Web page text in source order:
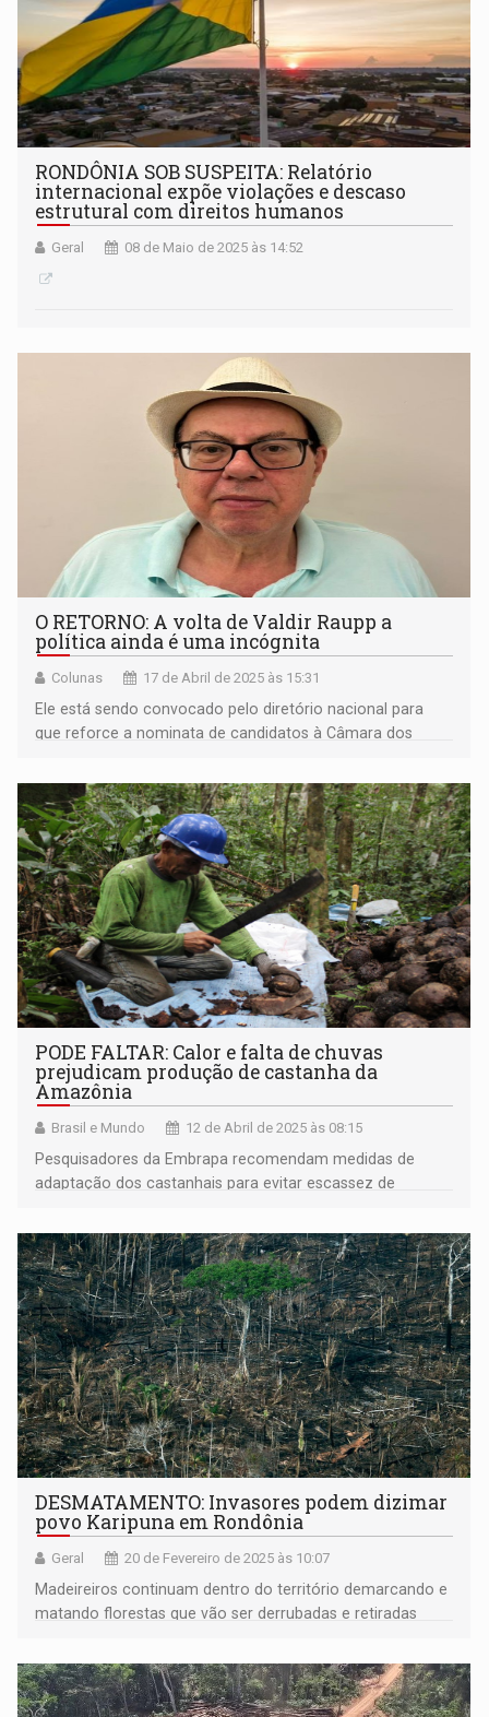
RONDÔNIA SOB SUSPEITA: Relatório
internacional expõe violações e descaso
estrutural com direitos humanos
Geral 08 de Maio de 2025 às 14:52
O RETORNO: A volta de Valdir Raupp a
política ainda é uma incógnita
Colunas 17 de Abril de 2025 às 15:31
Ele está sendo convocado pelo diretório nacional para
que reforce a nominata de candidatos à Câmara dos
PODE FALTAR: Calor e falta de chuvas
prejudicam produção de castanha da
Amazônia
Brasil e Mundo 12 de Abril de 2025 às 08:15
Pesquisadores da Embrapa recomendam medidas de
adaptação dos castanhais para evitar escassez de
DESMATAMENTO: Invasores podem dizimar
povo Karipuna em Rondônia
Geral 20 de Fevereiro de 2025 às 10:07
Madeireiros continuam dentro do território demarcando e
matando florestas que vão ser derrubadas e retiradas